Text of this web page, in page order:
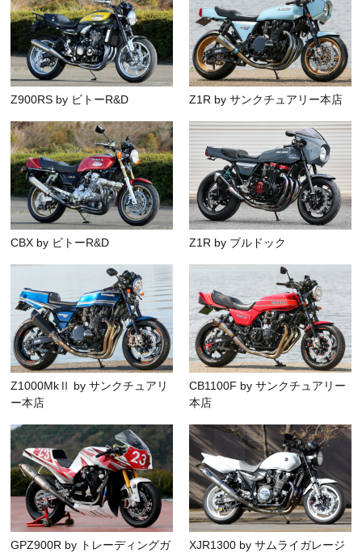
Z900RS by ビトーR&D Z1R by サンクチュアリー本店
CBX by ビトーR&D Z1R by ブルドック
Z1000MkⅡ by サンクチュアリ
ー本店
CB1100F by サンクチュアリー
本店
GPZ900R by トレーディングガ
XJR1300 by サムライガレージ